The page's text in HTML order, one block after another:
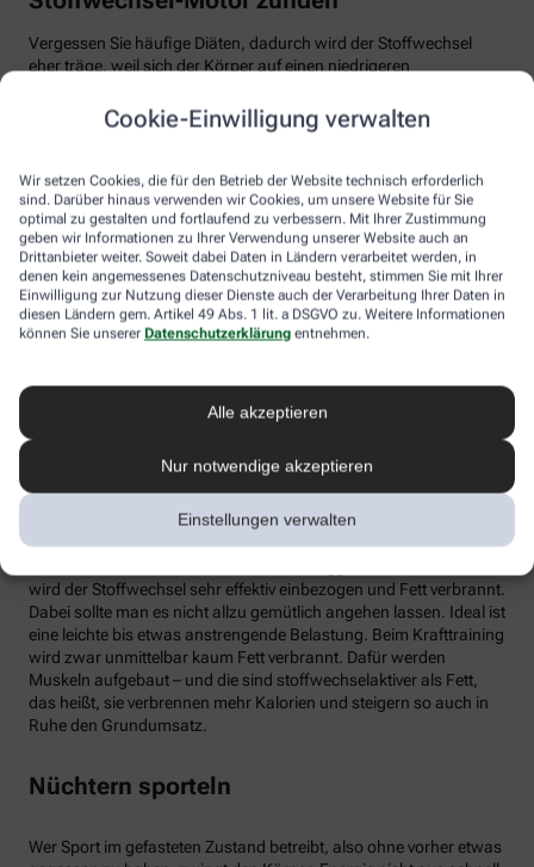
Cookie-Einwilligung verwalten
Wir setzen Cookies, die für den Betrieb der Website technisch erforderlich
sind. Darüber hinaus verwenden wir Cookies, um unsere Website für Sie
optimal zu gestalten und fortlaufend zu verbessern. Mit Ihrer Zustimmung
geben wir Informationen zu Ihrer Verwendung unserer Website auch an
Drittanbieter weiter. Soweit dabei Daten in Ländern verarbeitet werden, in
denen kein angemessenes Datenschutzniveau besteht, stimmen Sie mit Ihrer
Einwilligung zur Nutzung dieser Dienste auch der Verarbeitung Ihrer Daten in
diesen Ländern gem. Artikel 49 Abs. 1 lit. a DSGVO zu. Weitere Informationen
können Sie unserer Datenschutzerklärung entnehmen.
Alle akzeptieren
Nur notwendige akzeptieren
Einstellungen verwalten
Vergessen Sie häufige Diäten, dadurch wird der Stoffwechsel
eher träge, weil sich der Körper auf einen niedrigeren
vom Speiseplan gestrichen werden. Studien zeigen, dass der
Körper bei der Verarbeitung von hochverarbeiteten Lebensmitteln
Tim Hollstein rät zu einer proteinreichen Ernährung (Vorsicht bei
Vorerkrankungen wie Nierenleiden!). Denn Proteine sind nicht nur
gut für den Muskelaufbau, der Körper benötigt auch viel Energie,
um Eiweiß abzubauen. Das regt den Stoffwechsel an. Proteine
stecken vor allem in magerem Fleisch, Fisch und Milchprodukten
wie Quark und Skyr. Auch sogenannte thermogene Lebensmittel
wie Chilis oder Ingwer können das braune Fettgewebe aktivieren
In Bewegung kommen
Der richtige Mix macht’s
Ohne regelmäßige Bewegung purzeln die Pfunde meistens nicht.
Besonders Ausdauersport kann laut Forschern die Umwandlung
von weißen Fettzellen in braunes Fett begünstigen und dessen
wird der Stoffwechsel sehr effektiv einbezogen und Fett verbrannt.
Dabei sollte man es nicht allzu gemütlich angehen lassen. Ideal ist
eine leichte bis etwas anstrengende Belastung. Beim Krafttraining
wird zwar unmittelbar kaum Fett verbrannt. Dafür werden
Muskeln aufgebaut – und die sind stoffwechselaktiver als Fett,
das heißt, sie verbrennen mehr Kalorien und steigern so auch in
Ruhe den Grundumsatz.
Nüchtern sporteln
Wer Sport im gefasteten Zustand betreibt, also ohne vorher etwas